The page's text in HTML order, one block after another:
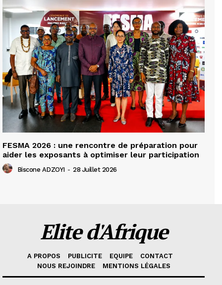
FESMA 2026 : une rencontre de préparation pour
aider les exposants à optimiser leur participation
Biscone ADZOYI - 28 Juillet 2026
Elite d'Afrique
A PROPOS PUBLICITE EQUIPE
CONTACT
NOUS REJOINDRE
MENTIONS LÉGALES